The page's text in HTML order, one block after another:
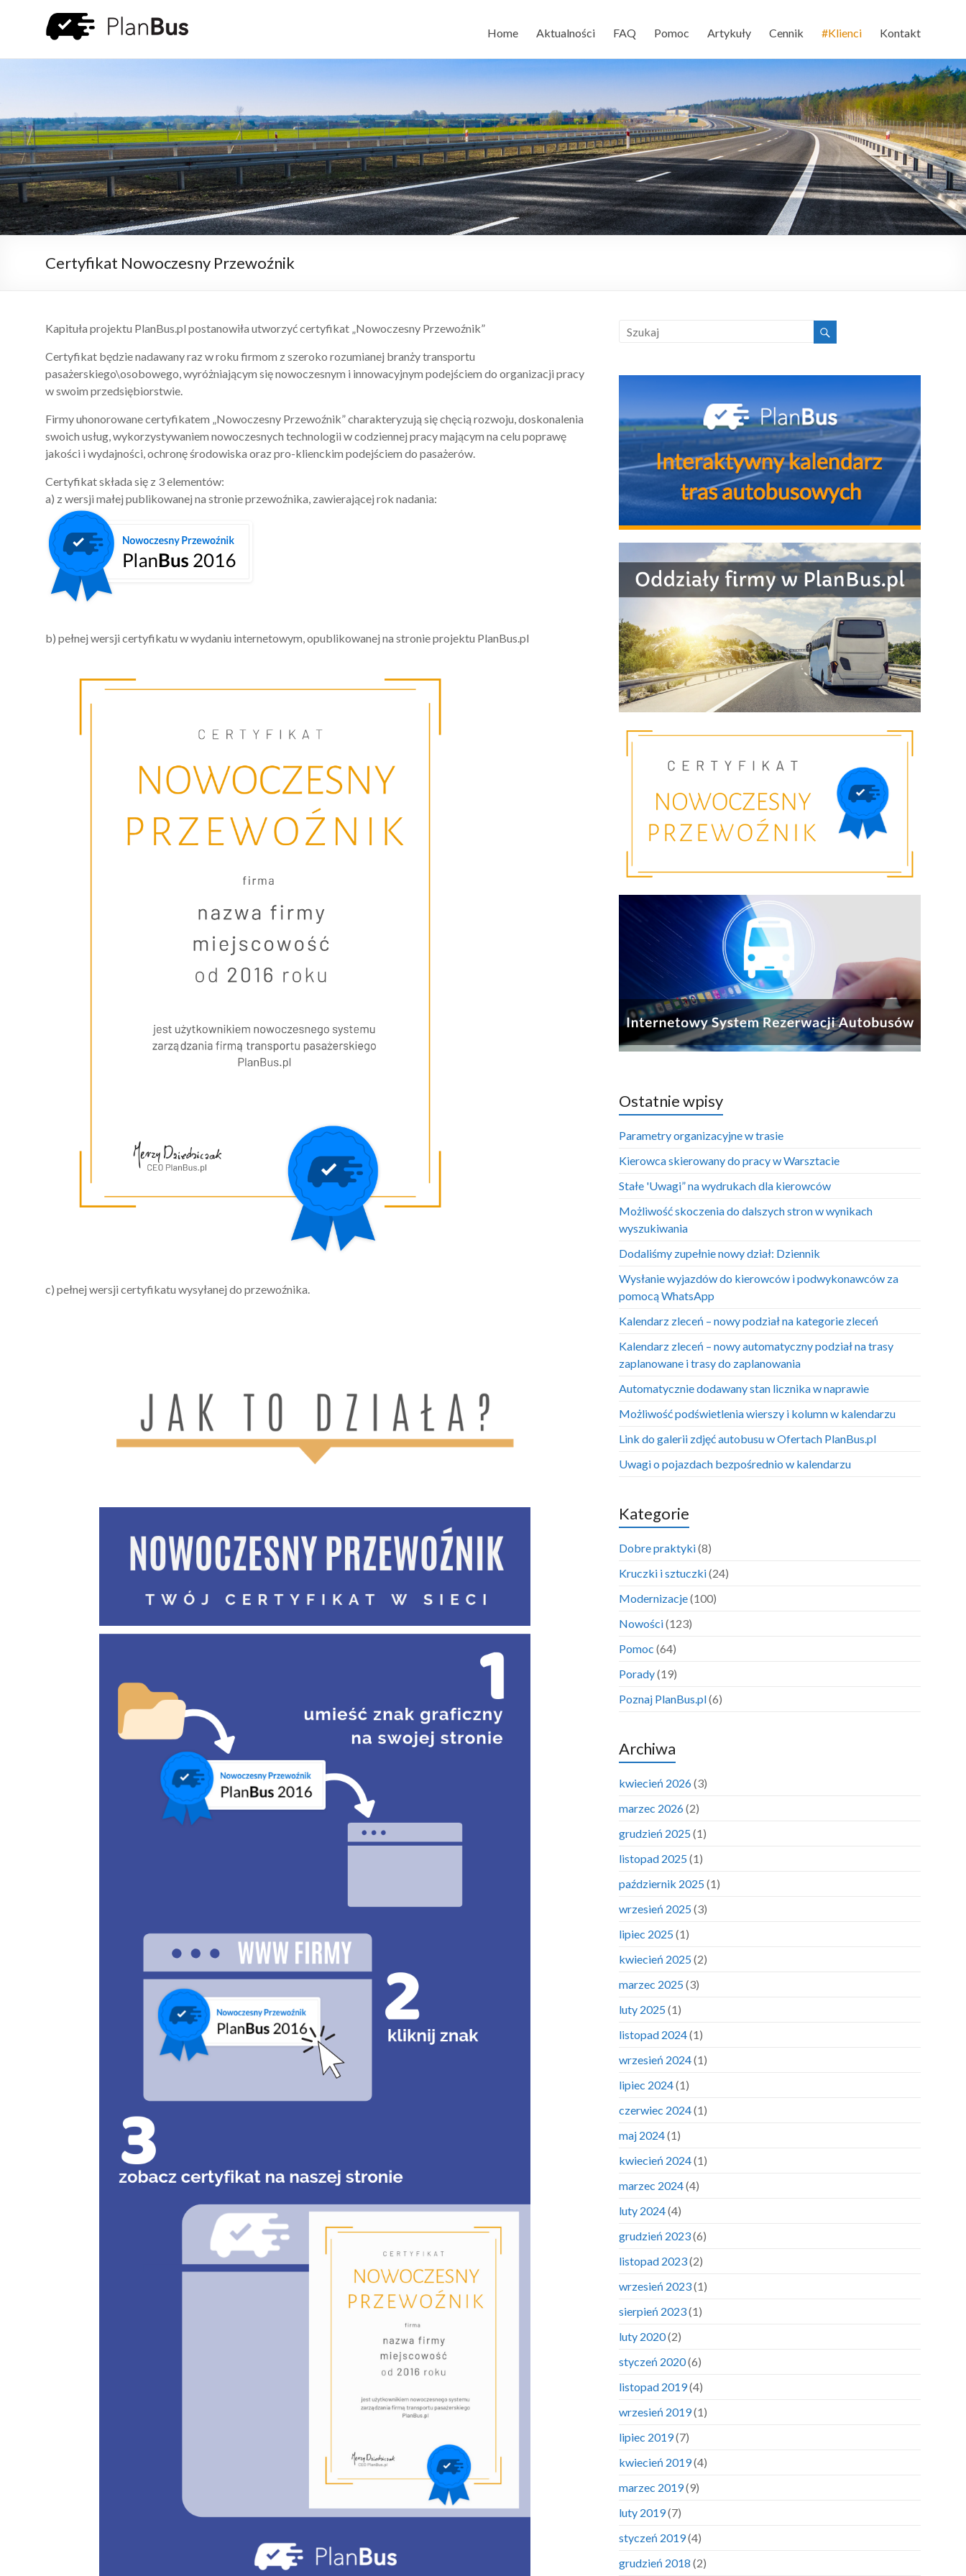
Home Aktualności FAQ Pomoc Artykuły Cennik #Klienci Kontakt
Certyfikat Nowoczesny Przewoźnik
Kapituła projektu PlanBus.pl postanowiła utworzyć certyfikat „Nowoczesny Przewoźnik”
Certyfikat będzie nadawany raz w roku firmom z szeroko rozumianej branży transportu
pasażerskiego\osobowego, wyróżniającym się nowoczesnym i innowacyjnym podejściem do organizacji pracy
w swoim przedsiębiorstwie.
Firmy uhonorowane certyfikatem „Nowoczesny Przewoźnik” charakteryzują się chęcią rozwoju, doskonalenia
swoich usług, wykorzystywaniem nowoczesnych technologii w codziennej pracy mającym na celu poprawę
jakości i wydajności, ochronę środowiska oraz pro-klienckim podejściem do pasażerów.
Certyfikat składa się z 3 elementów:
a) z wersji małej publikowanej na stronie przewoźnika, zawierającej rok nadania:
b) pełnej wersji certyfikatu w wydaniu internetowym, opublikowanej na stronie projektu PlanBus.pl
c) pełnej wersji certyfikatu wysyłanej do przewoźnika.
Ostatnie wpisy
Parametry organizacyjne w trasie
Kierowca skierowany do pracy w Warsztacie
Stałe 'Uwagi” na wydrukach dla kierowców
Możliwość skoczenia do dalszych stron w wynikach
wyszukiwania
Dodaliśmy zupełnie nowy dział: Dziennik
Wysłanie wyjazdów do kierowców i podwykonawców za
pomocą WhatsApp
Kalendarz zleceń – nowy podział na kategorie zleceń
Kalendarz zleceń – nowy automatyczny podział na trasy
zaplanowane i trasy do zaplanowania
Automatycznie dodawany stan licznika w naprawie
Możliwość podświetlenia wierszy i kolumn w kalendarzu
Link do galerii zdjęć autobusu w Ofertach PlanBus.pl
Uwagi o pojazdach bezpośrednio w kalendarzu
Kategorie
Dobre praktyki(8)
Kruczki i sztuczki(24)
Modernizacje(100)
Nowości(123)
Pomoc (64)
Porady(19)
Poznaj PlanBus.pl(6)
Archiwa
kwiecień 2026(3)
marzec 2026(2)
grudzień 2025(1)
listopad 2025(1)
październik 2025(1)
wrzesień 2025(3)
lipiec 2025(1)
kwiecień 2025(2)
marzec 2025(3)
luty 2025(1)
listopad 2024(1)
wrzesień 2024(1)
lipiec 2024(1)
czerwiec 2024(1)
maj 2024(1)
kwiecień 2024(1)
marzec 2024(4)
luty 2024(4)
grudzień 2023(6)
listopad 2023(2)
wrzesień 2023(1)
sierpień 2023(1)
luty 2020(2)
styczeń 2020(6)
listopad 2019(4)
wrzesień 2019(1)
lipiec 2019(7)
kwiecień 2019(4)
marzec 2019(9)
luty 2019(7)
styczeń 2019(4)
grudzień 2018 (2)